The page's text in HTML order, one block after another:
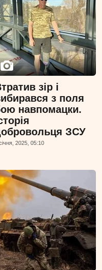
зір і
з поля
навпомацки.
ЗСУ
2025, 05:10